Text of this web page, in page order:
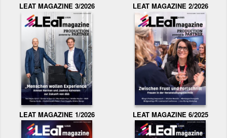
LEAT MAGAZINE 3/2026 LEAT MAGAZINE 2/2026
LEAT MAGAZINE 1/2026 LEAT MAGAZINE 6/2025